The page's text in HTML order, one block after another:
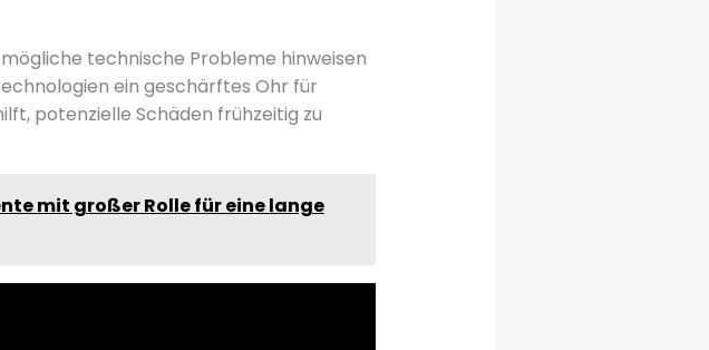
technische Probleme hinweisen
ein geschärftes Ohr für
potenzielle Schäden frühzeitig zu
mit großer Rolle für eine lange